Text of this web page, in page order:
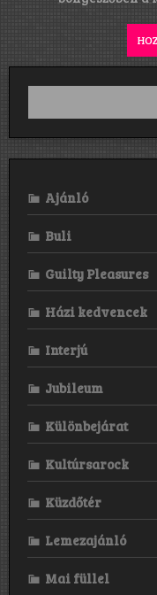
Ajánló
Buli
Guilty Pleasures
Házi kedvencek
Interjú
Jubileum
Különbejárat
Kultúrsarock
Küzdőtér
Lemezajánló
Mai füllel